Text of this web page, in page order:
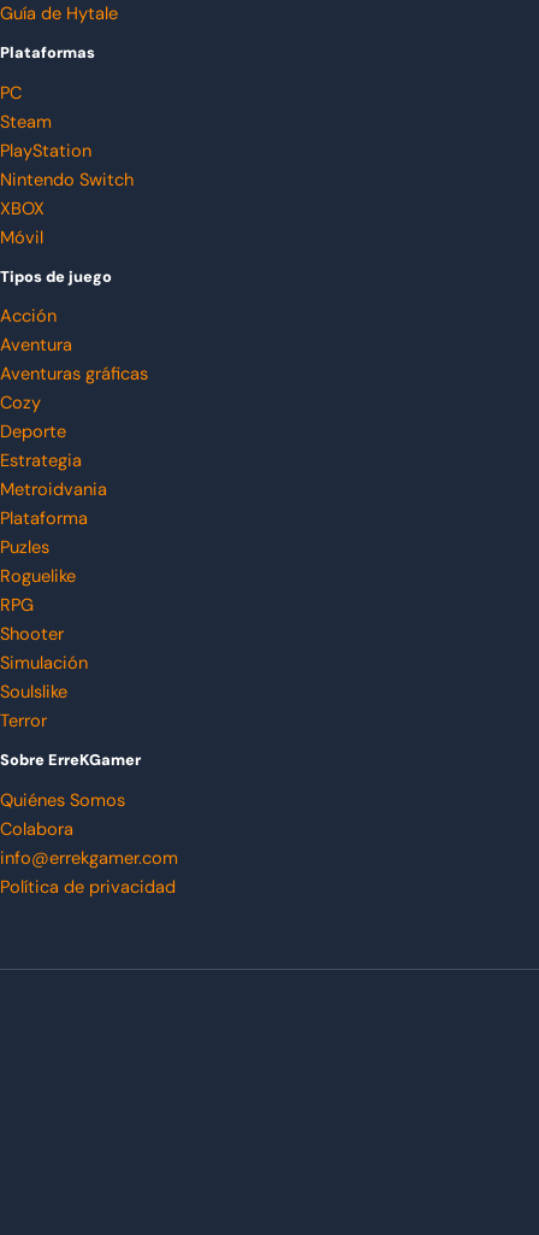
Guía de Hytale
Plataformas
PC
Steam
PlayStation
Nintendo Switch
XBOX
Móvil
Tipos de juego
Acción
Aventura
Aventuras gráficas
Cozy
Deporte
Estrategia
Metroidvania
Plataforma
Puzles
Roguelike
RPG
Shooter
Simulación
Soulslike
Terror
Sobre ErreKGamer
Quiénes Somos
Colabora
info@errekgamer.com
Política de privacidad